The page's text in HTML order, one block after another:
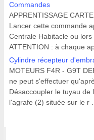
Commandes
APPRENTISSAGE
Lancer cette commande
Centrale Habitacle ou
ATTENTION : à chaque
Cylindre récepteur
MOTEURS F4R - G9T
ne peut s'effectuer
Désaccoupler le tuyau
l'agrafe (2) située sur le r ...